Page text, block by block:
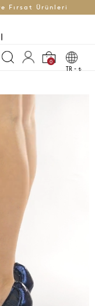
Fırsat Ürünleri
0
TR - t